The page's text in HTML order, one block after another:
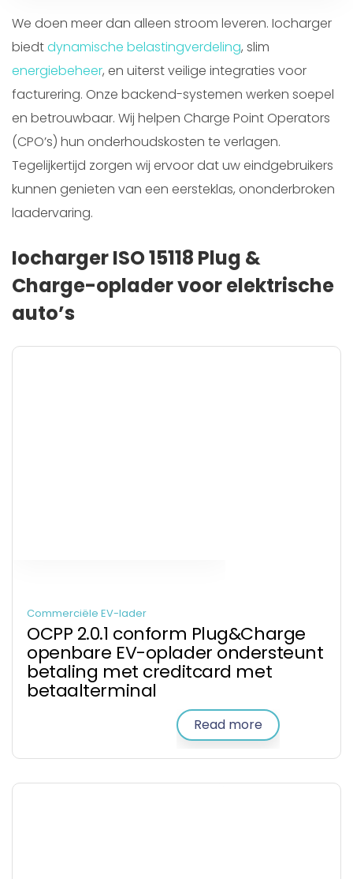
We doen meer dan alleen stroom leveren. Iocharger
biedtdynamische belastingverdeling, slim
energiebeheer, en uiterst veilige integraties voor
facturering. Onze backend-systemen werken soepel
en betrouwbaar. Wij helpen Charge Point Operators
(CPO’s) hun onderhoudskosten te verlagen.
Tegelijkertijd zorgen wij ervoor dat uw eindgebruikers
kunnen genieten van een eersteklas, ononderbroken
laadervaring.
Iocharger ISO 15118 Plug &
Charge-oplader voor elektrische
auto’s
Commerciële EV-lader
OCPP 2.0.1 conform Plug&Charge
openbare EV-oplader ondersteunt
betaling met creditcard met
betaalterminal
Read more